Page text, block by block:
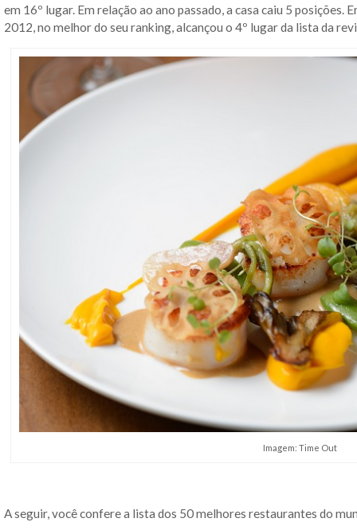
em 16º lugar. Em relação ao ano passado, a casa caiu 5 posições.
2012, no melhor do seu ranking, alcançou o 4º lugar da lista da
Imagem: Time Out
A seguir, você confere a lista dos 50 melhores restaurantes do